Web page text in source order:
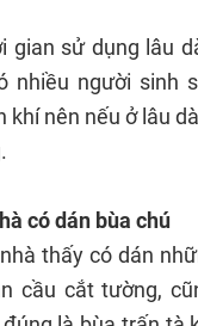
gian sử dụng lâu
nhiều người sinh
khí nên nếu ở lâu
có dán bùa chú
thấy có dán
cầu cắt tường,